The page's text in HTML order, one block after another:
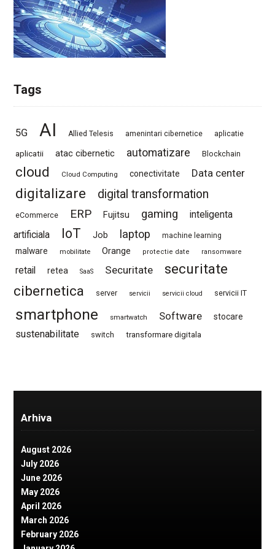
Tags
5G AI Allied Telesis amenintari cibernetice aplicatie
aplicatii atac cibernetic automatizare Blockchain
cloud Cloud Computing conectivitate Data center
digitalizare digital transformation
eCommerce ERP Fujitsu gaming
inteligenta
artificiala
IoT Job laptop machine learning
malware mobilitate Orange protectie date ransomware
retail retea SaaS Securitate
securitate
cibernetica
server servicii servicii cloud servicii IT
smartphone smartwatch Software stocare
sustenabilitate switch transformare digitala
Arhiva
August 2026
July 2026
June 2026
May 2026
April 2026
March 2026
February 2026